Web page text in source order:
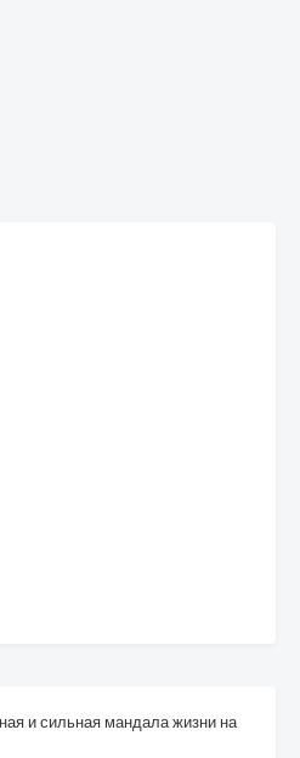
и сильная мандала жизни на